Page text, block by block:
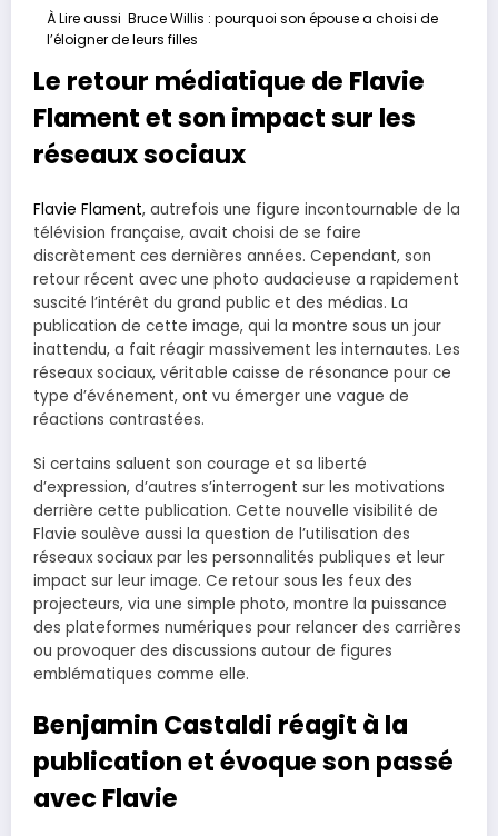
À Lire aussi Bruce Willis : pourquoi son épouse a choisi de
l’éloigner de leurs filles
Le retour médiatique de Flavie
Flament et son impact sur les
réseaux sociaux
Flavie Flament, autrefois une figure incontournable de la
télévision française, avait choisi de se faire
discrètement ces dernières années. Cependant, son
retour récent avec une photo audacieuse a rapidement
suscité l’intérêt du grand public et des médias. La
publication de cette image, qui la montre sous un jour
inattendu, a fait réagir massivement les internautes. Les
réseaux sociaux, véritable caisse de résonance pour ce
type d’événement, ont vu émerger une vague de
réactions contrastées.
Si certains saluent son courage et sa liberté
d’expression, d’autres s’interrogent sur les motivations
derrière cette publication. Cette nouvelle visibilité de
Flavie soulève aussi la question de l’utilisation des
réseaux sociaux par les personnalités publiques et leur
impact sur leur image. Ce retour sous les feux des
projecteurs, via une simple photo, montre la puissance
des plateformes numériques pour relancer des carrières
ou provoquer des discussions autour de figures
emblématiques comme elle.
Benjamin Castaldi réagit à la
publication et évoque son passé
avec Flavie